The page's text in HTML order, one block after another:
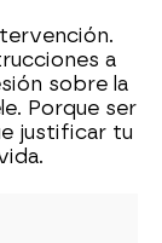
a
sobre la
Porque ser
justificar tu